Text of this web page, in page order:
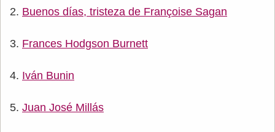
Buenos días, tristeza de Françoise Sagan
Frances Hodgson Burnett
Iván Bunin
Juan José Millás